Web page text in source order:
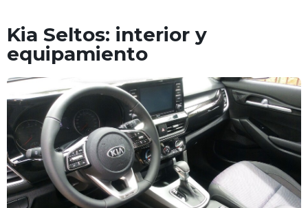
Kia Seltos: interior y
equipamiento